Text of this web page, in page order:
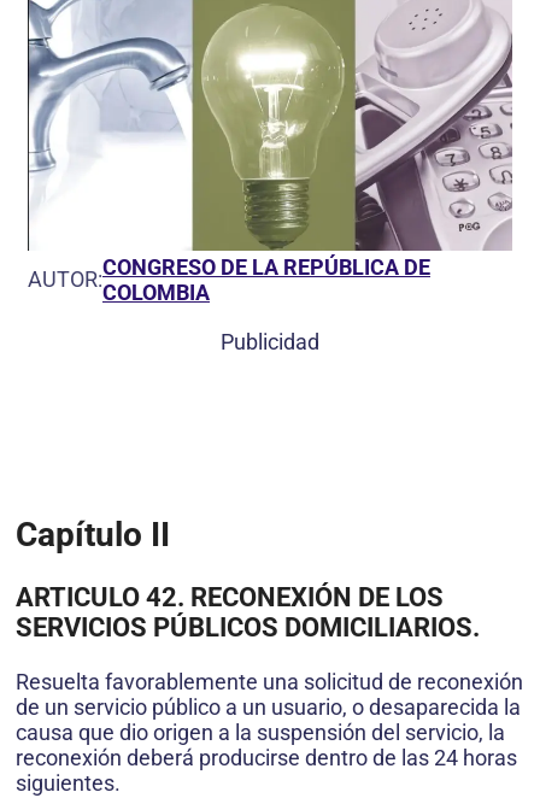
AUTOR:CONGRESO DE LA REPÚBLICA DE
COLOMBIA
Publicidad
Capítulo II
ARTICULO 42. RECONEXIÓN DE LOS
SERVICIOS PÚBLICOS DOMICILIARIOS.
Resuelta favorablemente una solicitud de reconexión
de un servicio público a un usuario, o desaparecida la
causa que dio origen a la suspensión del servicio, la
reconexión deberá producirse dentro de las 24 horas
siguientes.